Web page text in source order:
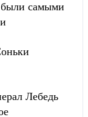
самыми
Лебедь